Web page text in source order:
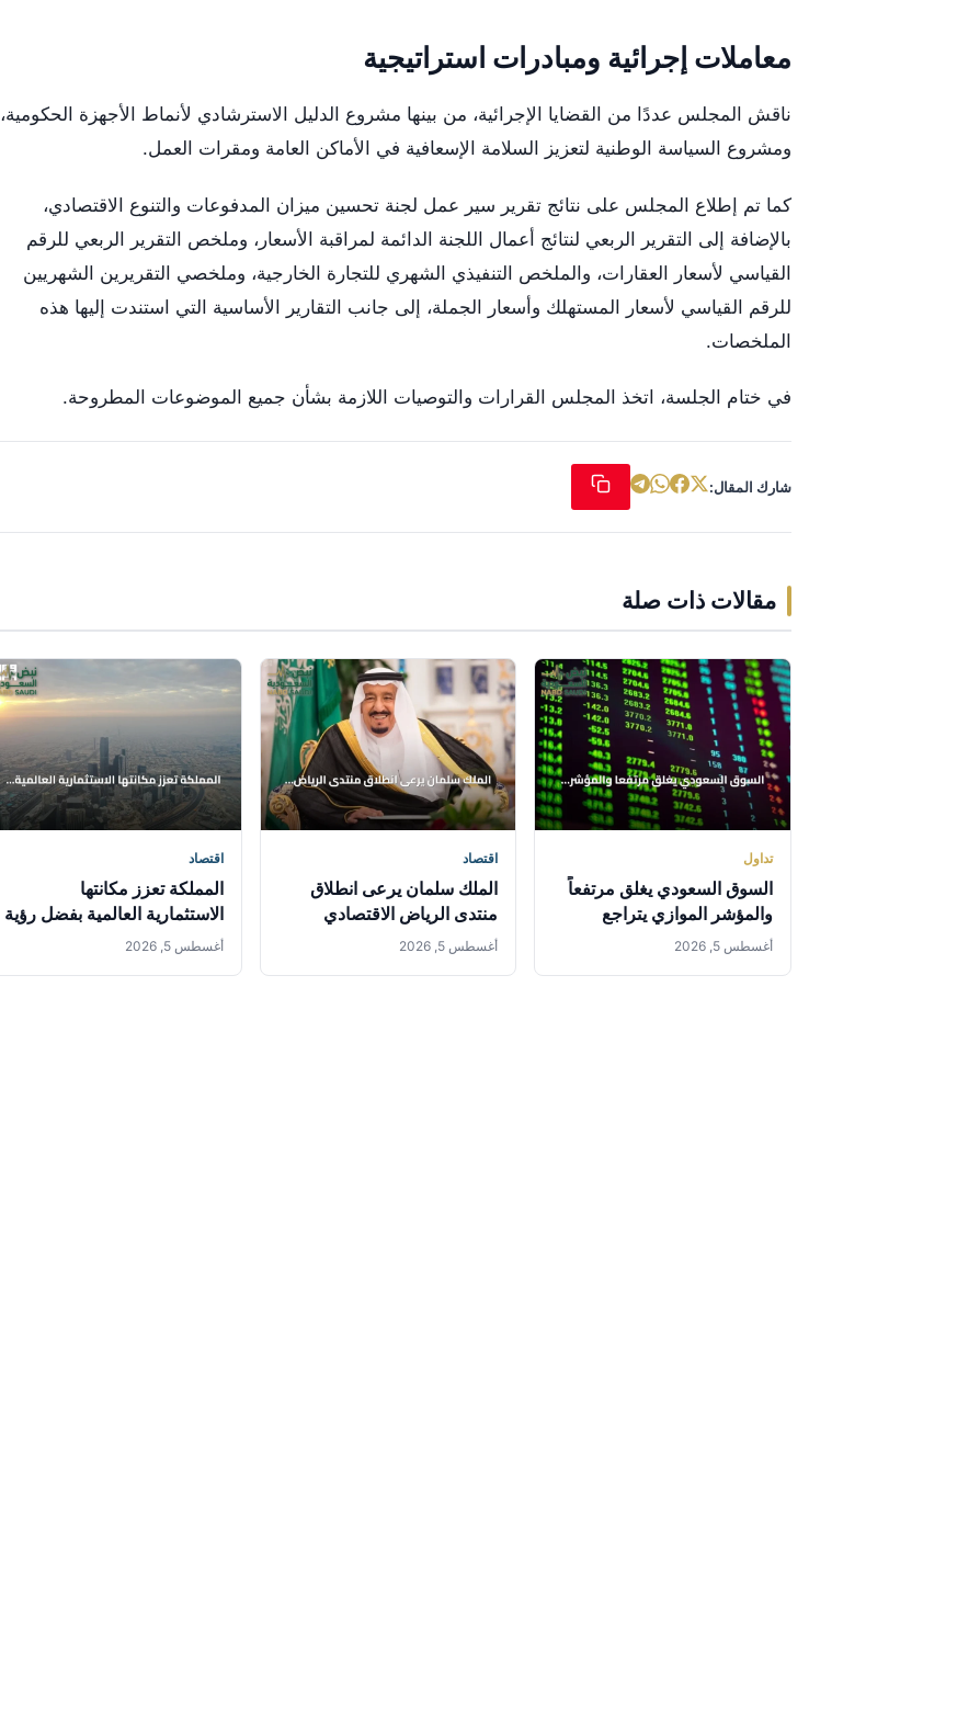
معاملات إجرائية ومبادرات استراتيجية
ناقش المجلس عددًا من القضايا الإجرائية، من بينها مشروع الدليل الاسترشادي لأنماط الأجهزة الحكومية،
ومشروع السياسة الوطنية لتعزيز السلامة الإسعافية في الأماكن العامة ومقرات العمل.
كما تم إطلاع المجلس على نتائج تقرير سير عمل لجنة تحسين ميزان المدفوعات والتنوع الاقتصادي،
بالإضافة إلى التقرير الربعي لنتائج أعمال اللجنة الدائمة لمراقبة الأسعار، وملخص التقرير الربعي للرقم
القياسي لأسعار العقارات، والملخص التنفيذي الشهري للتجارة الخارجية، وملخصي التقريرين الشهريين
للرقم القياسي لأسعار المستهلك وأسعار الجملة، إلى جانب التقارير الأساسية التي استندت إليها هذه
الملخصات.
في ختام الجلسة، اتخذ المجلس القرارات والتوصيات اللازمة بشأن جميع الموضوعات المطروحة.
شارك المقال:
مقالات ذات صلة
تداول
السوق السعودي يغلق مرتفعاً
والمؤشر الموازي يتراجع
أغسطس 5, 2026
اقتصاد
الملك سلمان يرعى انطلاق
منتدى الرياض الاقتصادي
بدورته الثانية عشرة
أغسطس 5, 2026
اقتصاد
المملكة تعزز مكانتها
الاستثمارية العالمية بفضل رؤية
2030 والإستراتيجية الوطنيةأغسطس 5, 2026